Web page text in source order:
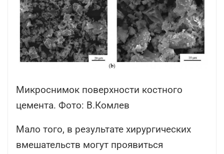
Микроснимок поверхности костного
цемента. Фото: В.Комлев
Мало того, в результате хирургических
вмешательств могут проявиться